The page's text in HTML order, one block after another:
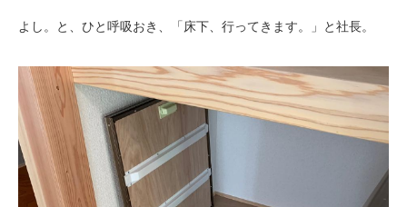
よし。と、ひと呼吸おき、「床下、行ってきます。」と社長。